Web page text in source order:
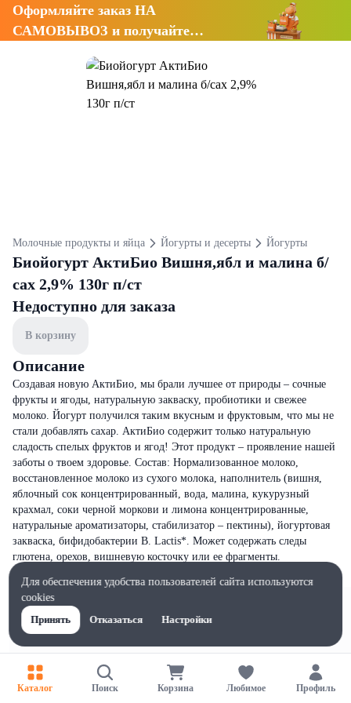
Оформляйте заказ НА
САМОВЫВОЗ и получайте
Молочные продукты и яйца Йогурты и десерты Йогурты
Биойогурт АктиБио Вишня,ябл и малина б/
сах 2,9% 130г п/ст
Недоступно для заказа
В корзину
Описание
Создавая новую АктиБио, мы брали лучшее от природы – сочные
фрукты и ягоды, натуральную закваску, пробиотики и свежее
молоко. Йогурт получился таким вкусным и фруктовым, что мы не
стали добавлять сахар. АктиБио содержит только натуральную
сладость спелых фруктов и ягод! Этот продукт – проявление нашей
заботы о твоем здоровье. Состав: Нормализованное молоко,
восстановленное молоко из сухого молока, наполнитель (вишня,
яблочный сок концентрированный, вода, малина, кукурузный
крахмал, соки черной моркови и лимона концентрированные,
натуральные ароматизаторы, стабилизатор – пектины), йогуртовая
закваска, бифидобактерии B. Lactis*. Может содержать следы
глютена, орехов, вишневую косточку или ее фрагменты.
Каталог Поиск Корзина Любимое Профиль
Для обеспечения удобства пользователей сайта используются
cookies
Принять
Отказаться Настройки